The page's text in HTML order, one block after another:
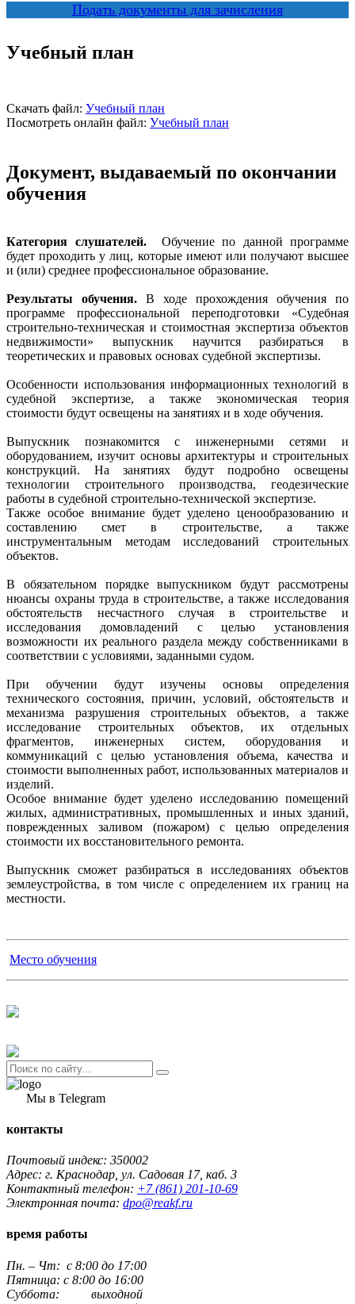
Подать документы для зачисления
Учебный план
Скачать файл: Учебный план
Посмотреть онлайн файл: Учебный план
Документ, выдаваемый по окончании
обучения
Категория слушателей. Обучение по данной программе
будет проходить у лиц, которые имеют или получают высшее
и (или) среднее профессиональное образование.
Результаты обучения. В ходе прохождения обучения по
программе профессиональной переподготовки «Судебная
строительно-техническая и стоимостная экспертиза объектов
недвижимости» выпускник научится разбираться в
теоретических и правовых основах судебной экспертизы.
Особенности использования информационных технологий в
судебной экспертизе, а также экономическая теория
стоимости будут освещены на занятиях и в ходе обучения.
Выпускник познакомится с инженерными сетями и
оборудованием, изучит основы архитектуры и строительных
конструкций. На занятиях будут подробно освещены
технологии строительного производства, геодезические
работы в судебной строительно-технической экспертизе.
Также особое внимание будет уделено ценообразованию и
составлению смет в строительстве, а также
инструментальным методам исследований строительных
объектов.
В обязательном порядке выпускником будут рассмотрены
нюансы охраны труда в строительстве, а также исследования
обстоятельств несчастного случая в строительстве и
исследования домовладений с целью установления
возможности их реального раздела между собственниками в
соответствии с условиями, заданными судом.
При обучении будут изучены основы определения
технического состояния, причин, условий, обстоятельств и
механизма разрушения строительных объектов, а также
исследование строительных объектов, их отдельных
фрагментов, инженерных систем, оборудования и
коммуникаций с целью установления объема, качества и
стоимости выполненных работ, использованных материалов и
изделий.
Особое внимание будет уделено исследованию помещений
жилых, административных, промышленных и иных зданий,
поврежденных заливом (пожаром) с целью определения
стоимости их восстановительного ремонта.
Выпускник сможет разбираться в исследованиях объектов
землеустройства, в том числе с определением их границ на
местности.
Место обучения
Мы в Telegram
контакты
Почтовый индекс: 350002
Адрес: г. Краснодар, ул. Садовая 17, каб. 3
Контактный телефон: +7 (861) 201-10-69
Электронная почта: dpo@reakf.ru
время работы
Пн. – Чт: с 8:00 до 17:00
Пятница: с 8:00 до 16:00
Суббота: выходной